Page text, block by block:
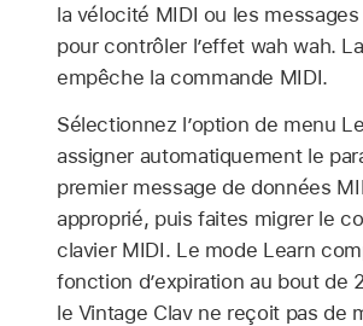
la vélocité MIDI ou les
pour contrôler l’effet wah wah.
empêche la commande MIDI.
Sélectionnez l’option de menu
assigner automatiquement le
premier message de données
approprié, puis faites migrer le
clavier MIDI. Le mode Learn
fonction d’expiration au bout de
le Vintage Clav ne reçoit pas de